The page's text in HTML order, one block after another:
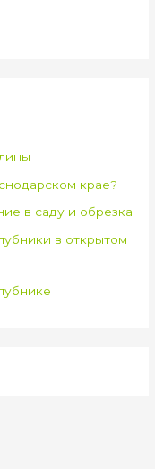
крае?
в саду и обрезка
в открытом